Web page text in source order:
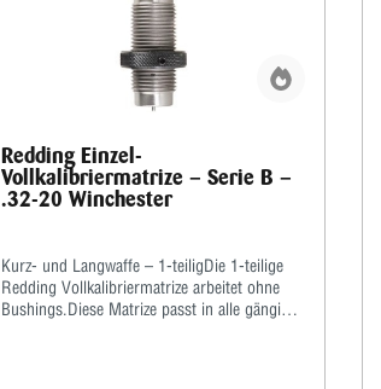
Redding Einzel-
Vollkalibriermatrize – Serie B –
.32-20 Winchester
Kurz- und Langwaffe – 1-teiligDie 1-teilige
Redding Vollkalibriermatrize arbeitet ohne
Bushings.Diese Matrize passt in alle gängigen